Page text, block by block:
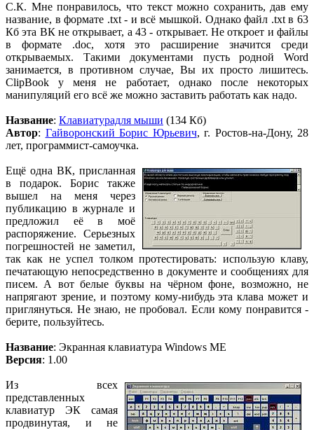
С.К. Мне понравилось, что текст можно сохранить, дав ему
название, в формате .txt - и всё мышкой. Однако файл .txt в 63
Кб эта ВК не открывает, а 43 - открывает. Не откроет и файлы
в формате .doc, хотя это расширение значится среди
открываемых. Такими документами пусть родной Word
занимается, в противном случае, Вы их просто лишитесь.
ClipBook у меня не работает, однако после некоторых
манипуляций его всё же можно заставить работать как надо.
Название: Клавиатурадля мыши (134 Кб)
Автор: Гайворонский Борис Юрьевич, г. Ростов-на-Дону, 28
лет, программист-самоучка.
Ещё одна ВК, присланная
в подарок. Борис также
вышел на меня через
публикацию в журнале и
предложил её в моё
распоряжение. Серьезных
погрешностей не заметил,
так как не успел толком протестировать: использую клаву,
печатающую непосредственно в документе и сообщениях для
писем. А вот белые буквы на чёрном фоне, возможно, не
напрягают зрение, и поэтому кому-нибудь эта клава может и
приглянуться. Не знаю, не пробовал. Если кому понравится -
берите, пользуйтесь.
Название: Экранная клавиатура Windows ME
Версия: 1.00
Из всех
представленных
клавиатур ЭК самая
продвинутая, и не